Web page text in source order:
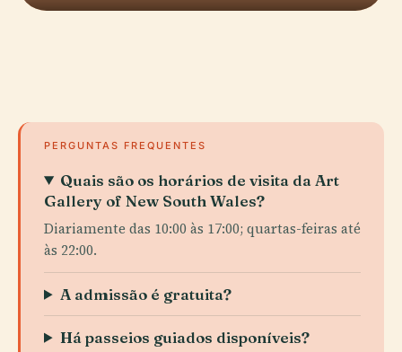
PERGUNTAS FREQUENTES
Quais são os horários de visita da Art
Gallery of New South Wales?
Diariamente das 10:00 às 17:00; quartas-feiras até
às 22:00.
A admissão é gratuita?
Há passeios guiados disponíveis?